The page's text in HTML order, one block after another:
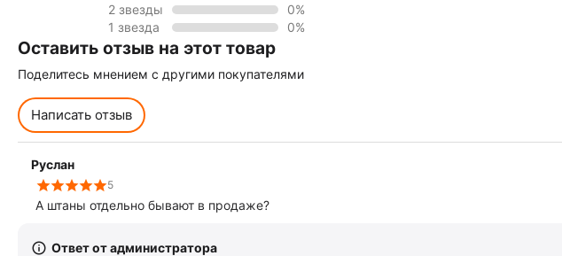
2 звезды
0%
1 звезда
0%
Оставить отзыв на этот товар
Поделитесь мнением с другими покупателями
Написать отзыв
Руслан
5
А штаны отдельно бывают в продаже?
Ответ от администратора